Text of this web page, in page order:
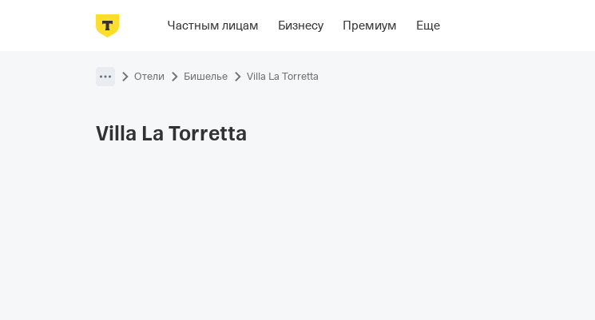
Частным лицам Бизнесу Премиум Еще
Фотографии НомераРасположениеОб отеле
Отели Бишелье Villa La Torretta
Villa La Torretta